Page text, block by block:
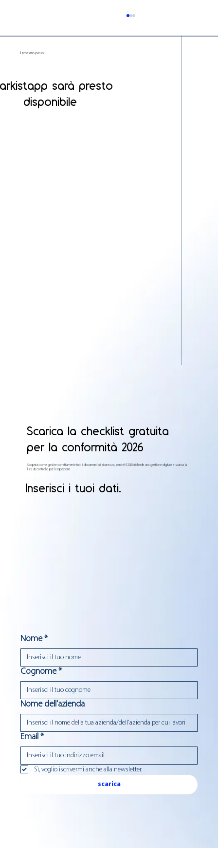
Inserisci i tuoi dati.
Nome *
Cognome *
Nome dell'azienda
Email *
Sì, voglio iscrivermi anche alla newsletter.
scarica
Scarica la checklist gratuita
per la conformità 2026
Scoprirai come gestire correttamente tutti i documenti di sicurezza, perché il 2026 richiede una gestione digitale e scarica la
lista di controllo per le ispezioni!
Il prossimo passo
arkistapp sarà presto
disponibile